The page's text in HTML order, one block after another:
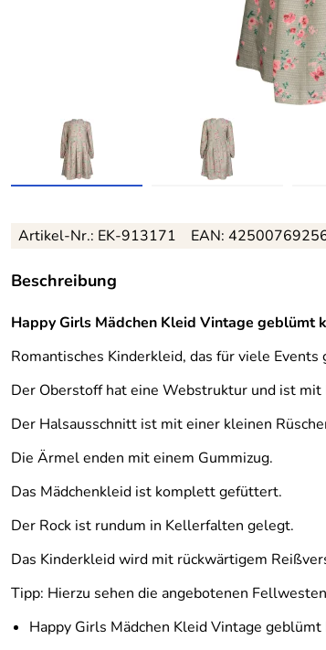
Artikel-Nr.: EK-913171 EAN:
Beschreibung
Happy Girls Mädchen Kleid Vintage geblümt
Romantisches Kinderkleid, das für viele Events
Der Oberstoff hat eine Webstruktur und ist mit
Der Halsausschnitt ist mit einer kleinen
Die Ärmel enden mit einem Gummizug.
Das Mädchenkleid ist komplett gefüttert.
Der Rock ist rundum in Kellerfalten gelegt.
Das Kinderkleid wird mit rückwärtigem
Tipp: Hierzu sehen die angebotenen
Happy Girls Mädchen Kleid Vintage geblümt